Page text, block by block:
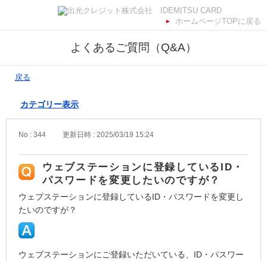
ホームページTOPに戻る
よくあるご質問（Q&A）
戻る
カテゴリー表示
No : 344 更新日時 : 2025/03/19 15:24
ウェブステーションに登録しているID・
パスワードを変更したいのですが？
ウェブステーションに登録しているID・パスワードを変更し
たいのですが？
ウェブステーションにご登録いただいている、ID・パスワー